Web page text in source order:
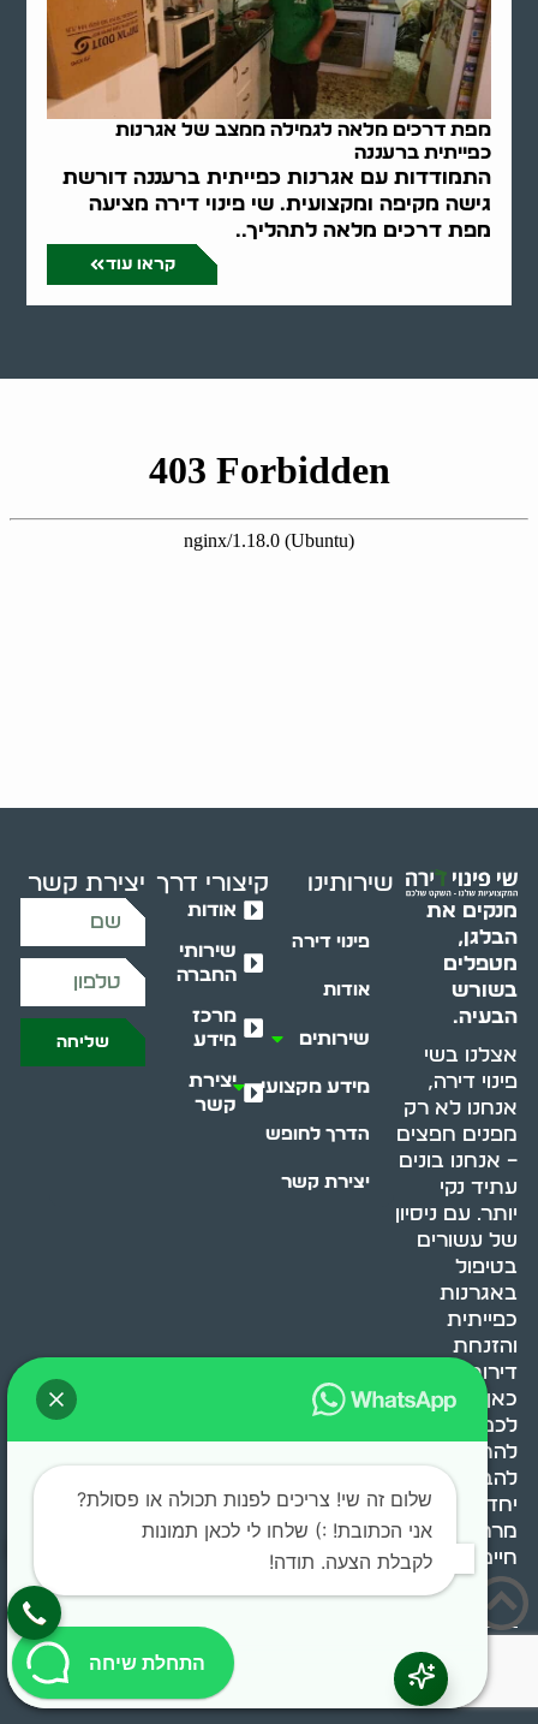
מפת דרכים מלאה לגמילה ממצב של אגרנות
כפייתית ברעננה
התמודדות עם אגרנות כפייתית ברעננה דורשת
גישה מקיפה ומקצועית. שי פינוי דירה מציעה
מפת דרכים מלאה לתהליך..
קראו עוד
מנקים את
הבלגן,
מטפלים
בשורש
הבעיה.
אצלנו בשי
פינוי דירה,
אנחנו לא רק
מפנים חפצים
– אנחנו בונים
עתיד נקי
יותר. עם ניסיון
של עשורים
בטיפול
באגרנות
כפייתית
והזנחת
דירות, אנחנו
כאן כדי לעזור
לכם
להתמודד,
להבין ולשנות.
יחד, ניצור
מרחב
חיים בריא ומאוזן.
שירותינו
פינוי דירה
אודות
שירותים
מידע מקצועי
הדרך לחופש
יצירת קשר
קיצורי דרך
אודות
שירותי
החברה
מרכז
מידע
יצירת
קשר
יצירת קשר
שליחה
הזכויות שמורות.
שלום זה שי! צריכים לפנות תכולה או פסולת?
אני הכתובת! :) שלחו לי לכאן תמונות
לקבלת הצעה. תודה!
התחלת שיחה